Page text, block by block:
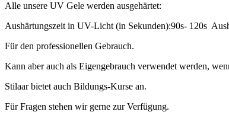
Alle unsere UV Gele werden ausgehärtet:
Aushärtungszeit in UV-Licht (in Sekunden):90s- 120s
Für den professionellen Gebrauch.
Kann aber auch als Eigengebrauch verwendet werden,
Stilaar bietet auch Bildungs-Kurse an.
Für Fragen stehen wir gerne zur Verfügung.